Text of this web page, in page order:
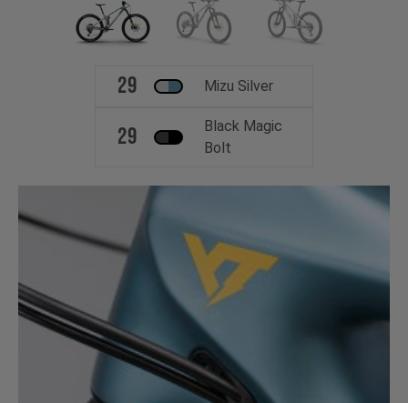
29 Mizu Silver
29
Black Magic
Bolt